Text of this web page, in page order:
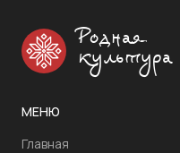
Родная
культура
МЕНЮ
Главная